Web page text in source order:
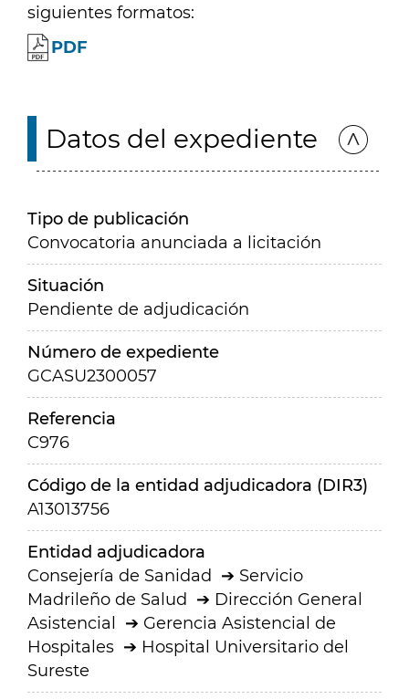
siguientes formatos:
PDF
Datos del expediente
Tipo de publicación
Convocatoria anunciada a licitación
Situación
Pendiente de adjudicación
Número de expediente
GCASU2300057
Referencia
C976
Código de la entidad adjudicadora (DIR3)
A13013756
Entidad adjudicadora
Consejería de Sanidad
Servicio
Madrileño de Salud
Dirección General
Asistencial
Gerencia Asistencial de
Hospitales
Hospital Universitario del
Sureste